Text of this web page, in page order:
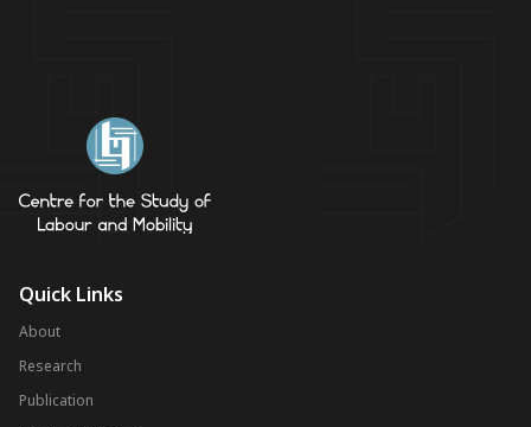
Quick Links
About
Research
Publication